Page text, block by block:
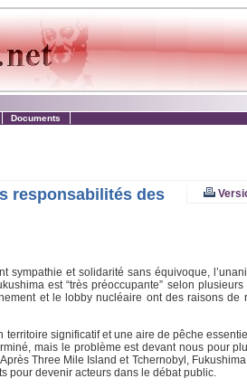
Documents
responsabilités des
et solidarité sans équivoque,
est “très préoccupante” selon
et le lobby nucléaire ont des raisons de
territoire significatif et une aire de pêche
mais le problème est devant nous pour
Three Mile Island et Tchernobyl,
pour devenir acteurs dans le débat public.